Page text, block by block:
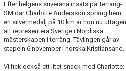
VÅRA TÄVLINGAR
MEDLEMSKAP OCH TRÄNINGSAVGIFTER
Efter helgens suveräna insats på Terräng-
SM där Charlotte Andersson sprang hem
en silvermedalj på 10 km är hon nu uttagen
att representera Sverige i Nordiska
mästerskapen i terräng. Tävlingen går av
stapeln 6 november i norska Kristiansand.
Vi fick också ett litet snack med Charlotte: